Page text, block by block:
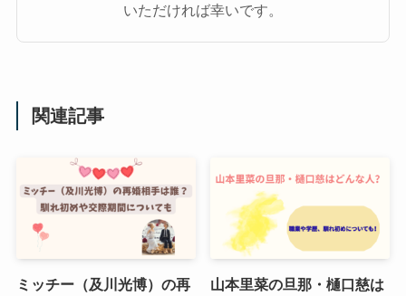
いただければ幸いです。
関連記事
ミッチー（及川光博）の再
山本里菜の旦那・樋口慈は